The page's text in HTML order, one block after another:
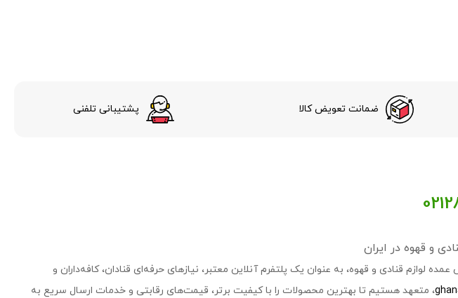
ضمانت تعویض کالا پشتیبانی تلفنی
و قهوه در ایران
لوازم قنادی و قهوه، به عنوان یک پلتفرم آنلاین معتبر، نیازهای حرفه‌ای قنادان، کافه‌داران و
، متعهد هستیم تا بهترین محصولات را با کیفیت برتر، قیمت‌های رقابتی و خدمات ارسال سریع به